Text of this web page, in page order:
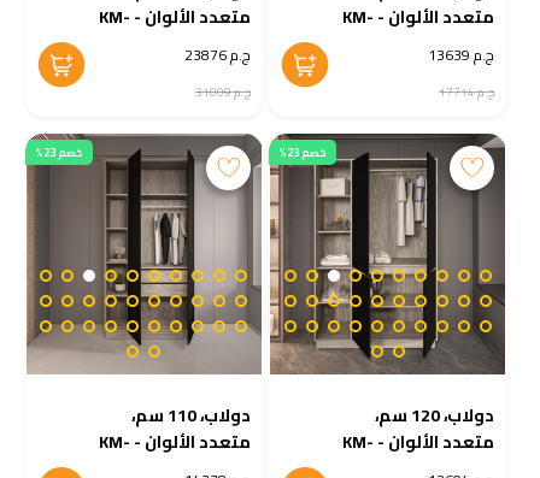
متعدد الألوان - KM-
EG38-222ج.م 13639
ج.م 17714
متعدد الألوان - KM-
EG38-221ج.م 23876
ج.م 31009
خصم 23%
دولاب، 120 سم،
متعدد الألوان - KM-
EG38-220
خصم 23%
دولاب، 110 سم،
متعدد الألوان - KM-
EG38-219